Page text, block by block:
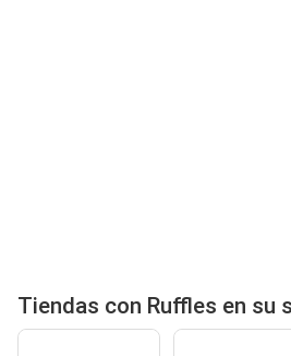
Tiendas con Ruffles en su